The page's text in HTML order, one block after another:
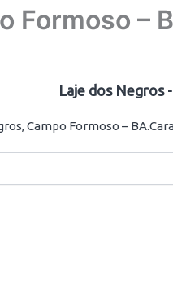
Formoso –
Laje dos Negros
Campo Formoso –